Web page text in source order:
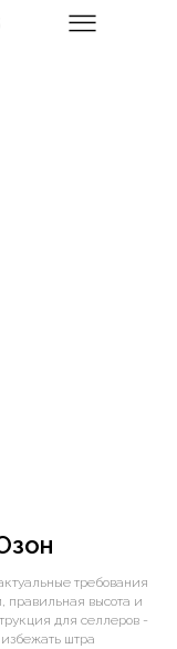
требования
правильная высота и
для селлеров -
штра